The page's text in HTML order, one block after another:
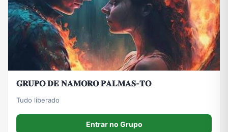
𝐆𝐑𝐔𝐏𝐎 𝐃𝐄 𝐍𝐀𝐌𝐎𝐑𝐎 𝐏𝐀𝐋𝐌𝐀𝐒-𝐓𝐎
Tudo liberado
Entrar no Grupo